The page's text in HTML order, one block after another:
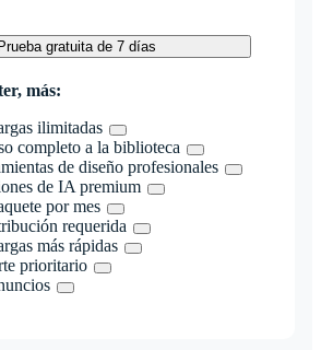
Prueba gratuita de 7 días
más:
ilimitadas
completo a la biblioteca
de diseño profesionales
de IA premium
por mes
requerida
más rápidas
prioritario